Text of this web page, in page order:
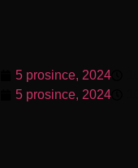
5 prosince, 2024
5 prosince, 2024